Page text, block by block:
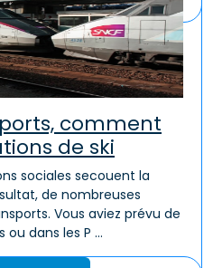
comment
de ski
sociales secouent la
de nombreuses
Vous aviez prévu de
dans les P ...